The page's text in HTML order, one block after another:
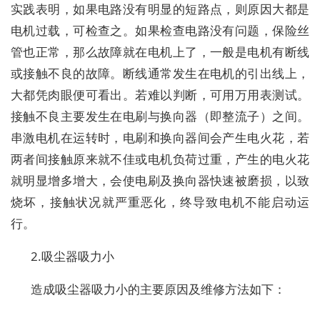
实践表明，如果电路没有明显的短路点，则原因大都是
电机过载，可检查之。如果检查电路没有问题，保险丝
管也正常，那么故障就在电机上了，一般是电机有断线
或接触不良的故障。断线通常发生在电机的引出线上，
大都凭肉眼便可看出。若难以判断，可用万用表测试。
接触不良主要发生在电刷与换向器（即整流子）之间。
串激电机在运转时，电刷和换向器间会产生电火花，若
两者间接触原来就不佳或电机负荷过重，产生的电火花
就明显增多增大，会使电刷及换向器快速被磨损，以致
烧坏，接触状况就严重恶化，终导致电机不能启动运
行。
2.吸尘器吸力小
造成吸尘器吸力小的主要原因及维修方法如下：